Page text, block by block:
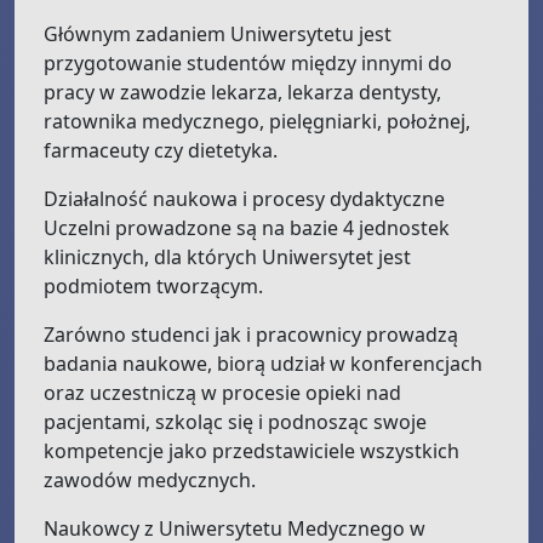
Głównym zadaniem Uniwersytetu jest
przygotowanie studentów między innymi do
pracy w zawodzie lekarza, lekarza dentysty,
ratownika medycznego, pielęgniarki, położnej,
farmaceuty czy dietetyka.
Działalność naukowa i procesy dydaktyczne
Uczelni prowadzone są na bazie 4 jednostek
klinicznych, dla których Uniwersytet jest
podmiotem tworzącym.
Zarówno studenci jak i pracownicy prowadzą
badania naukowe, biorą udział w konferencjach
oraz uczestniczą w procesie opieki nad
pacjentami, szkoląc się i podnosząc swoje
kompetencje jako przedstawiciele wszystkich
zawodów medycznych.
Naukowcy z Uniwersytetu Medycznego w